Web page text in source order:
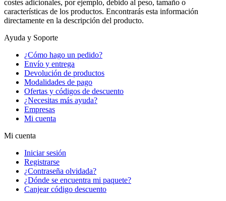
costes adicionales, por ejemplo, debido al peso, tamaño o
características de los productos. Encontrarás esta información
directamente en la descripción del producto.
Ayuda y Soporte
¿Cómo hago un pedido?
Envío y entrega
Devolución de productos
Modalidades de pago
Ofertas y códigos de descuento
¿Necesitas más ayuda?
Empresas
Mi cuenta
Mi cuenta
Iniciar sesión
Registrarse
¿Contraseña olvidada?
¿Dónde se encuentra mi paquete?
Canjear código descuento